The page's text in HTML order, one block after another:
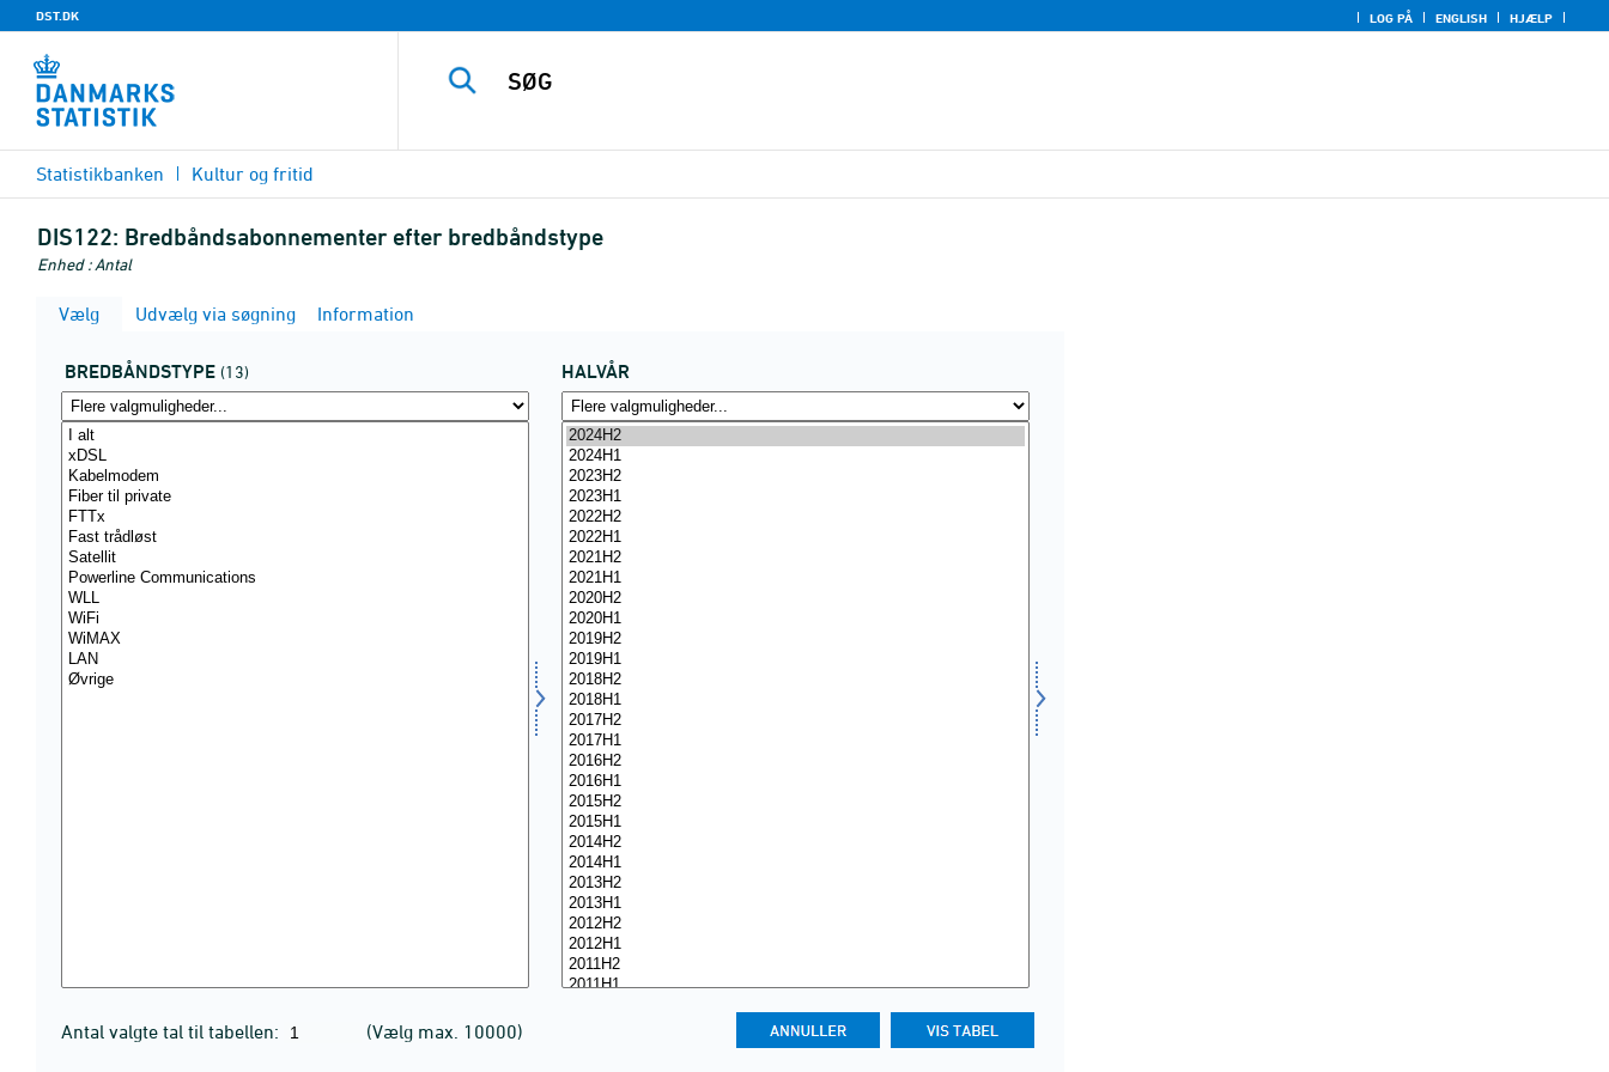
DST.DK LOG PÅ ENGLISH HJÆLP
Statistikbanken Kultur og fritid
DIS122: Bredbåndsabonnementer efter bredbåndstype
Enhed : Antal
Vælg Udvælg via søgning Information
BREDBÅNDSTYPE (13) HALVÅR
Antal valgte tal til tabellen: (Vælg max. 10000)